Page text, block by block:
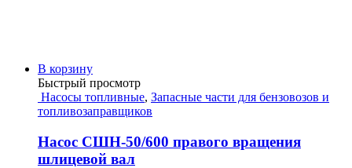
В корзину
Быстрый просмотр
Насосы топливные, Запасные части для бензовозов и
топливозаправщиков
Насос СШН-50/600 правого вращения
шлицевой вал